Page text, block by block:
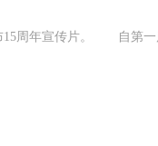
周年宣传片。 自第一